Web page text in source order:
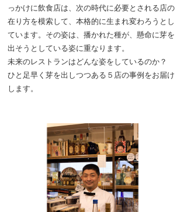
っかけに飲食店は、次の時代に必要とされる店の
在り方を模索して、本格的に生まれ変わろうとし
ています。その姿は、播かれた種が、懸命に芽を
出そうとしている姿に重なります。
未来のレストランはどんな姿をしているのか？
ひと足早く芽を出しつつある５店の事例をお届け
します。